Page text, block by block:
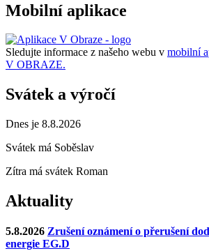
Mobilní aplikace
Sledujte informace z našeho webu v mobilní
V OBRAZE.
Svátek a výročí
Dnes je 8.8.2026
Svátek má Soběslav
Zítra má svátek Roman
Aktuality
5.8.2026 Zrušení oznámení o přerušení
energie EG.D